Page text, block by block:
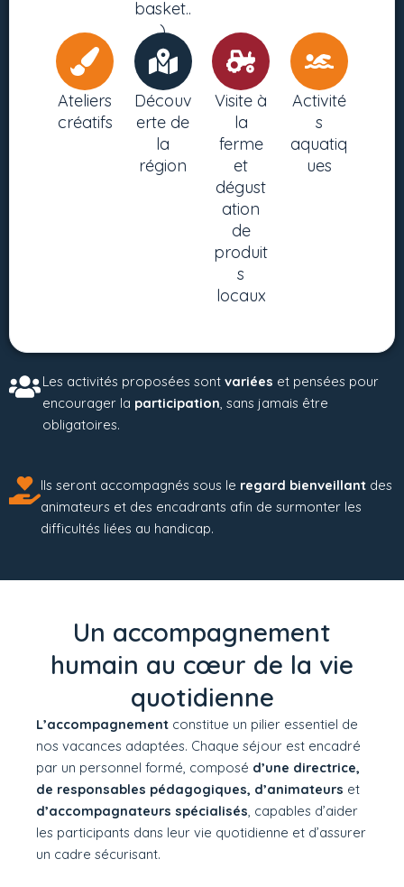
basket..
)
Ateliers
créatifs
Découv
erte de
la
région
Visite à
la
ferme
et
dégust
ation
de
produit
s
locaux
Activité
s
aquatiq
ues
Les activités proposées sontvariées et pensées pour
encourager la participation , sans jamais être
obligatoires.
Ils seront accompagnés sous le regard bienveillantdes
animateurs et des encadrants afin de surmonter les
difficultés liées au handicap.
Un accompagnement
humain au cœur de la vie
quotidienne
L’accompagnement constitue un pilier essentiel de
nos vacances adaptées. Chaque séjour est encadré
par un personnel formé, composé d’une directrice,
de responsables pédagogiques, d’animateurs et
d’accompagnateurs spécialisés, capables d’aider
les participants dans leur vie quotidienne et d’assurer
un cadre sécurisant.